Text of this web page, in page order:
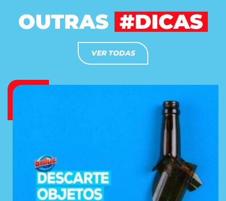
OUTRAS #DICAS
VER TODAS